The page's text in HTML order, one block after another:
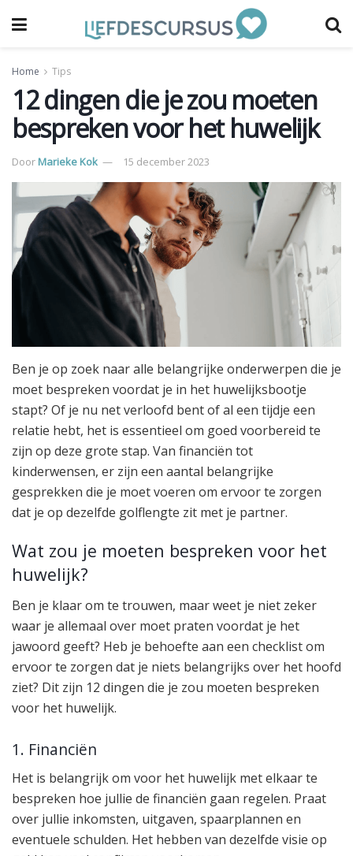
Home Tips
12 dingen die je zou moeten
bespreken voor het huwelijk
DoorMarieke Kok 15 december 2023
Ben je op zoek naar alle belangrijke onderwerpen die je
moet bespreken voordat je in het huwelijksbootje
stapt? Of je nu net verloofd bent of al een tijdje een
relatie hebt, het is essentieel om goed voorbereid te
zijn op deze grote stap. Van financiën tot
kinderwensen, er zijn een aantal belangrijke
gesprekken die je moet voeren om ervoor te zorgen
dat je op dezelfde golflengte zit met je partner.
Wat zou je moeten bespreken voor het
huwelijk?
Ben je klaar om te trouwen, maar weet je niet zeker
waar je allemaal over moet praten voordat je het
jawoord geeft? Heb je behoefte aan een checklist om
ervoor te zorgen dat je niets belangrijks over het hoofd
ziet? Dit zijn 12 dingen die je zou moeten bespreken
voor het huwelijk.
1. Financiën
Het is belangrijk om voor het huwelijk met elkaar te
bespreken hoe jullie de financiën gaan regelen. Praat
over jullie inkomsten, uitgaven, spaarplannen en
eventuele schulden. Het hebben van dezelfde visie op